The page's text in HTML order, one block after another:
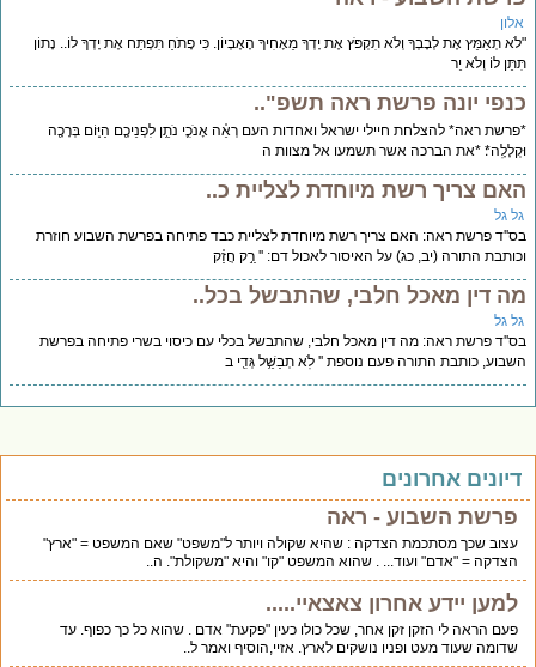
אלון
"לֹא תְאַמֵּץ אֶת לְבָבְךָ וְלֹא תִקְפֹּץ אֶת יָדְךָ מֵאָחִיךָ הָאֶבְיוֹן. כִּי פָתֹחַ תִּפְתַּח אֶת יָדְךָ לוֹ.. נָתוֹן
תִּתֵּן לוֹ וְלֹא יֵר
כנפי יונה פרשת ראה תשפ"..
*פרשת ראה* להצלחת חיילי ישראל ואחדות העם רְאֵ֗ה אָנֹכִ֛י נֹתֵ֥ן לִפְנֵיכֶ֖ם הַיּ֑וֹם בְּרָכָ֖ה
וּקְלָלָֽה*׃ *את הברכה אשר תשמעו אל מצוות ה
האם צריך רשת מיוחדת לצליית כ..
גל גל
בס''ד פרשת ראה: האם צריך רשת מיוחדת לצליית כבד פתיחה בפרשת השבוע חוזרת
וכותבת התורה (יב, כג) על האיסור לאכול דם: '' רַ֣ק חֲזַ֗ק
מה דין מאכל חלבי, שהתבשל בכל..
גל גל
בס''ד פרשת ראה: מה דין מאכל חלבי, שהתבשל בכלי עם כיסוי בשרי פתיחה בפרשת
השבוע, כותבת התורה פעם נוספת '' לֹֽא תְבַשֵּׁ֥ל גְּדִ֖י ב
דיונים אחרונים
פרשת השבוע - ראה
עצוב שכך מסתכמת הצדקה : שהיא שקולה ויותר ל"משפט" שאם המשפט = "ארץ"
הצדקה = "אדם" ועוד... . שהוא המשפט "קו" והיא "משקולת". ה..
למען יידע אחרון צאצאיי.....
פעם הראה לי הזקן זקן אחר, שכל כולו כעין "פקעת" אדם . שהוא כל כך כפוף. עד
שדומה שעוד מעט ופניו נושקים לארץ. אזיי,הוסיף ואמר ל..